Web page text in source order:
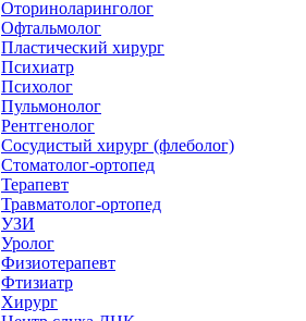
Оториноларинголог
Офтальмолог
Пластический хирург
Психиатр
Психолог
Пульмонолог
Рентгенолог
Сосудистый хирург (флеболог)
Стоматолог-ортопед
Терапевт
Травматолог-ортопед
УЗИ
Уролог
Физиотерапевт
Фтизиатр
Хирург